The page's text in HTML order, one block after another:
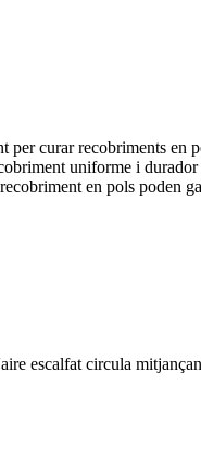
curar recobriments en
uniforme i
en pols poden
escalfat circula